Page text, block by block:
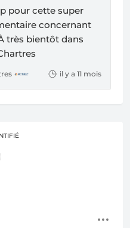
pour cette super
concernant
très bientôt dans
il y a 11 mois